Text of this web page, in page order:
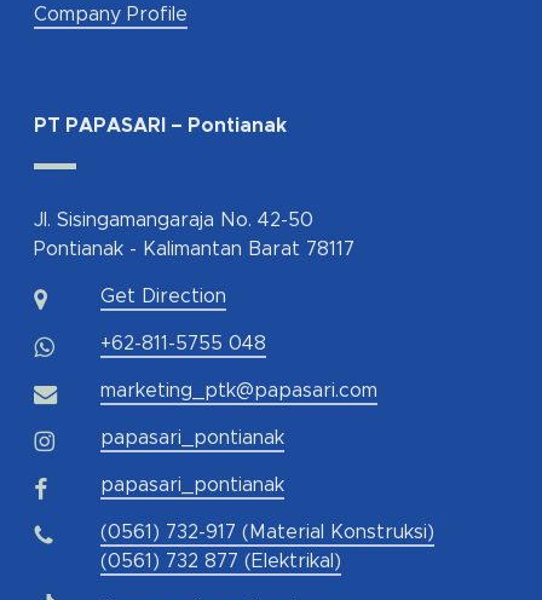
Company Profile
PT PAPASARI – Pontianak
Jl. Sisingamangaraja No. 42-50
Pontianak - Kalimantan Barat 78117
Get Direction
+62-811-5755 048
marketing_ptk@papasari.com
papasari_pontianak
papasari_pontianak
(0561) 732-917 (Material Konstruksi)
(0561) 732 877 (Elektrikal)